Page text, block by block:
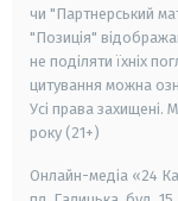
чи "Партнерський
"Позиція"
не поділяти їхніх
цитування можна
Усі права захищені.
року (21+)
Онлайн-медіа «24